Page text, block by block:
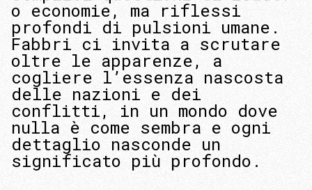
o economie, ma riflessi
profondi di pulsioni umane.
Fabbri ci invita a scrutare
oltre le apparenze, a
cogliere l’essenza nascosta
delle nazioni e dei
conflitti, in un mondo dove
nulla è come sembra e ogni
dettaglio nasconde un
significato più profondo.